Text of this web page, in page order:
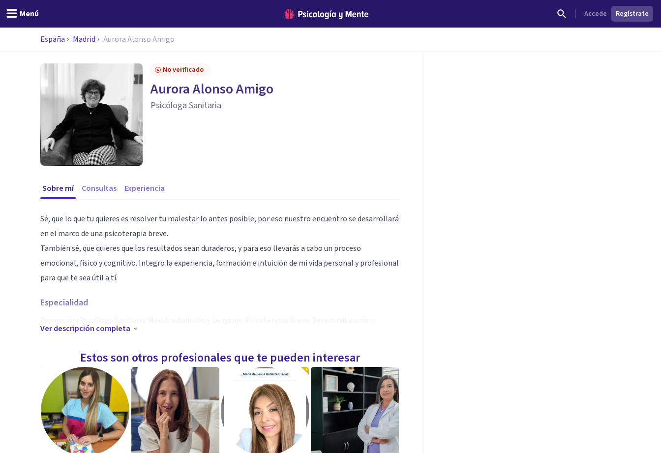
Menú Accede Regístrate
España Madrid Aurora Alonso Amigo
No verificado
Aurora Alonso Amigo
Psicóloga Sanitaria
Sobre mí Consultas Experiencia
Sé, que lo que tu quieres es resolver tu malestar lo antes posible, por eso nuestro encuentro se desarrollará
en el marco de una psicoterapia breve.
También sé, que quieres que los resultados sean duraderos, y para eso llevarás a cabo un proceso
emocional, físico y cognitivo. Integro la experiencia, formación e intuición de mi vida personal y profesional
para que te sea útil a tí.
Especialidad
Reprocesamiento Mediante Estimulación bilateral (EMDR). Terapia Sensoriomotriz.
Intuición: habilidad para comprender y entender con claridad.
Aptitudes
Adultos, pareja, familia, niños, adolescentes, ... ansiedad, trastornos de personalidad, fibromialgia,
hipocondria, abuso emocional, abuso sexual, violencia, negligencia ...
Ver descripción completa
Estos son otros profesionales que te pueden interesar